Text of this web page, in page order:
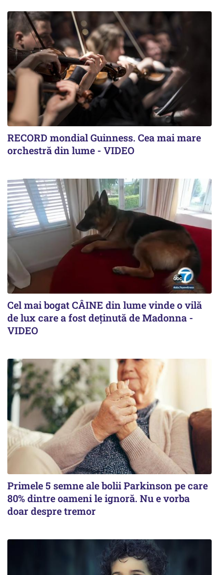
RECORD mondial Guinness. Cea mai mare
orchestră din lume - VIDEO
Cel mai bogat CÂINE din lume vinde o vilă
de lux care a fost deținută de Madonna -
VIDEO
Primele 5 semne ale bolii Parkinson pe care
80% dintre oameni le ignoră. Nu e vorba
doar despre tremor